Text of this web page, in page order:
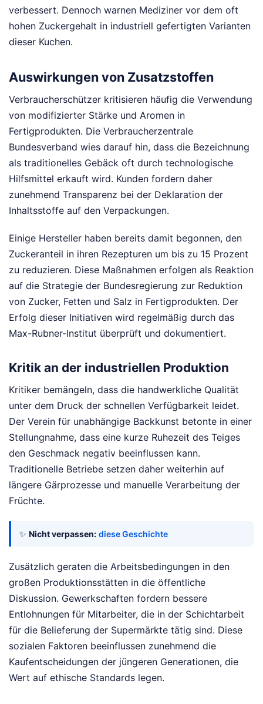
verbessert. Dennoch warnen Mediziner vor dem oft
hohen Zuckergehalt in industriell gefertigten Varianten
dieser Kuchen.
Auswirkungen von Zusatzstoffen
Verbraucherschützer kritisieren häufig die Verwendung
von modifizierter Stärke und Aromen in
Fertigprodukten. Die Verbraucherzentrale
Bundesverband wies darauf hin, dass die Bezeichnung
als traditionelles Gebäck oft durch technologische
Hilfsmittel erkauft wird. Kunden fordern daher
zunehmend Transparenz bei der Deklaration der
Inhaltsstoffe auf den Verpackungen.
Einige Hersteller haben bereits damit begonnen, den
Zuckeranteil in ihren Rezepturen um bis zu 15 Prozent
zu reduzieren. Diese Maßnahmen erfolgen als Reaktion
auf die Strategie der Bundesregierung zur Reduktion
von Zucker, Fetten und Salz in Fertigprodukten. Der
Erfolg dieser Initiativen wird regelmäßig durch das
Max-Rubner-Institut überprüft und dokumentiert.
Kritik an der industriellen Produktion
Kritiker bemängeln, dass die handwerkliche Qualität
unter dem Druck der schnellen Verfügbarkeit leidet.
Der Verein für unabhängige Backkunst betonte in einer
Stellungnahme, dass eine kurze Ruhezeit des Teiges
den Geschmack negativ beeinflussen kann.
Traditionelle Betriebe setzen daher weiterhin auf
längere Gärprozesse und manuelle Verarbeitung der
Früchte.
✨ Nicht verpassen: diese Geschichte
Zusätzlich geraten die Arbeitsbedingungen in den
großen Produktionsstätten in die öffentliche
Diskussion. Gewerkschaften fordern bessere
Entlohnungen für Mitarbeiter, die in der Schichtarbeit
für die Belieferung der Supermärkte tätig sind. Diese
sozialen Faktoren beeinflussen zunehmend die
Kaufentscheidungen der jüngeren Generationen, die
Wert auf ethische Standards legen.